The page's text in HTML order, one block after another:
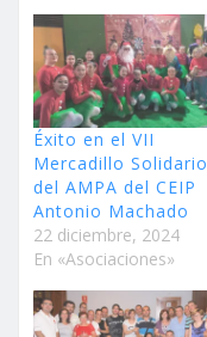
Éxito en el VII
Mercadillo Solidario
del AMPA del CEIP
Antonio Machado
22 diciembre, 2024
En «Asociaciones»